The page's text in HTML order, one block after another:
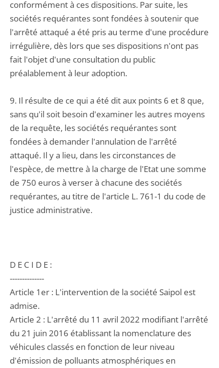
conformément à ces dispositions. Par suite, les
sociétés requérantes sont fondées à soutenir que
l'arrêté attaqué a été pris au terme d'une procédure
irrégulière, dès lors que ses dispositions n'ont pas
fait l'objet d'une consultation du public
préalablement à leur adoption.
9. Il résulte de ce qui a été dit aux points 6 et 8 que,
sans qu'il soit besoin d'examiner les autres moyens
de la requête, les sociétés requérantes sont
fondées à demander l'annulation de l'arrêté
attaqué. Il y a lieu, dans les circonstances de
l'espèce, de mettre à la charge de l'Etat une somme
de 750 euros à verser à chacune des sociétés
requérantes, au titre de l'article L. 761-1 du code de
justice administrative.
D E C I D E :
--------------
Article 1er : L'intervention de la société Saipol est
admise.
Article 2 : L'arrêté du 11 avril 2022 modifiant l'arrêté
du 21 juin 2016 établissant la nomenclature des
véhicules classés en fonction de leur niveau
d'émission de polluants atmosphériques en